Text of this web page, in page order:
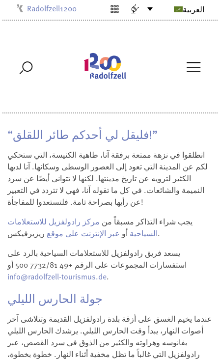
Musikschule
Stadtbibliothek
Villa Bosch
Radolfzell1200 العربية
“فليقل لي أحدكم طائر اللقلق!”
انطلقوا في نزهة ممتعة برفقة آنا، طاهية الكنيسة، التي ستحكي
لكم عن المدينة التي تعود إلى العصور الوسطى وسكانها. آنا لديها
الكثير لترويه عن تاريخ مدينتها. لكنها لا تتوانى أيضًا عن سرد
النميمة والشائعات. في كل ما تقوله آنا، فهي لا تتردد في التعبير
عن رأيها بصراحة تامة. فلتستعدوا للمفاجأة!
يجب شراء التذاكر مسبقاً من مركز رادولفزيل للاستعلامات
السياحية أو عبر الإنترنت على موقع
ريزيرفيكس.
يسعد فريق رادولفزيل للاستعلامات السياحية بالرد على
استفسارات المجموعات على الرقم +49 7732/81 500 أو
info@radolfzell-tourismus.de.
جولة الحارس الليلي
عندما يخيم الغسق على أزقة بلدة رادولفزيل القديمة وتتلاشى آخر
أصوات النهار، يبدأ وقت الحارس الليلي. يرشدك الحارس الليلي
بفانوسه وهراوته والكثير من الذوق في سرد القصص، عبر
رادولفزيل التي غالباً ما تظل مخفية أثناء النهار. خطوة بخطوة،